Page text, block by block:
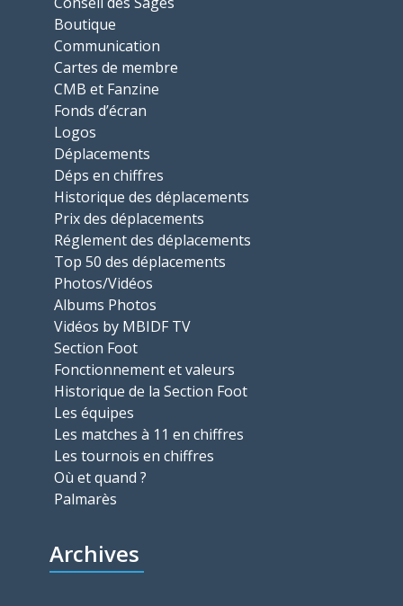
Boutique
Communication
Cartes de membre
CMB et Fanzine
Fonds d’écran
Logos
Déplacements
Déps en chiffres
Historique des déplacements
Prix des déplacements
Réglement des déplacements
Top 50 des déplacements
Photos/Vidéos
Albums Photos
Vidéos by MBIDF TV
Section Foot
Fonctionnement et valeurs
Historique de la Section Foot
Les équipes
Les matches à 11 en chiffres
Les tournois en chiffres
Où et quand ?
Palmarès
Archives